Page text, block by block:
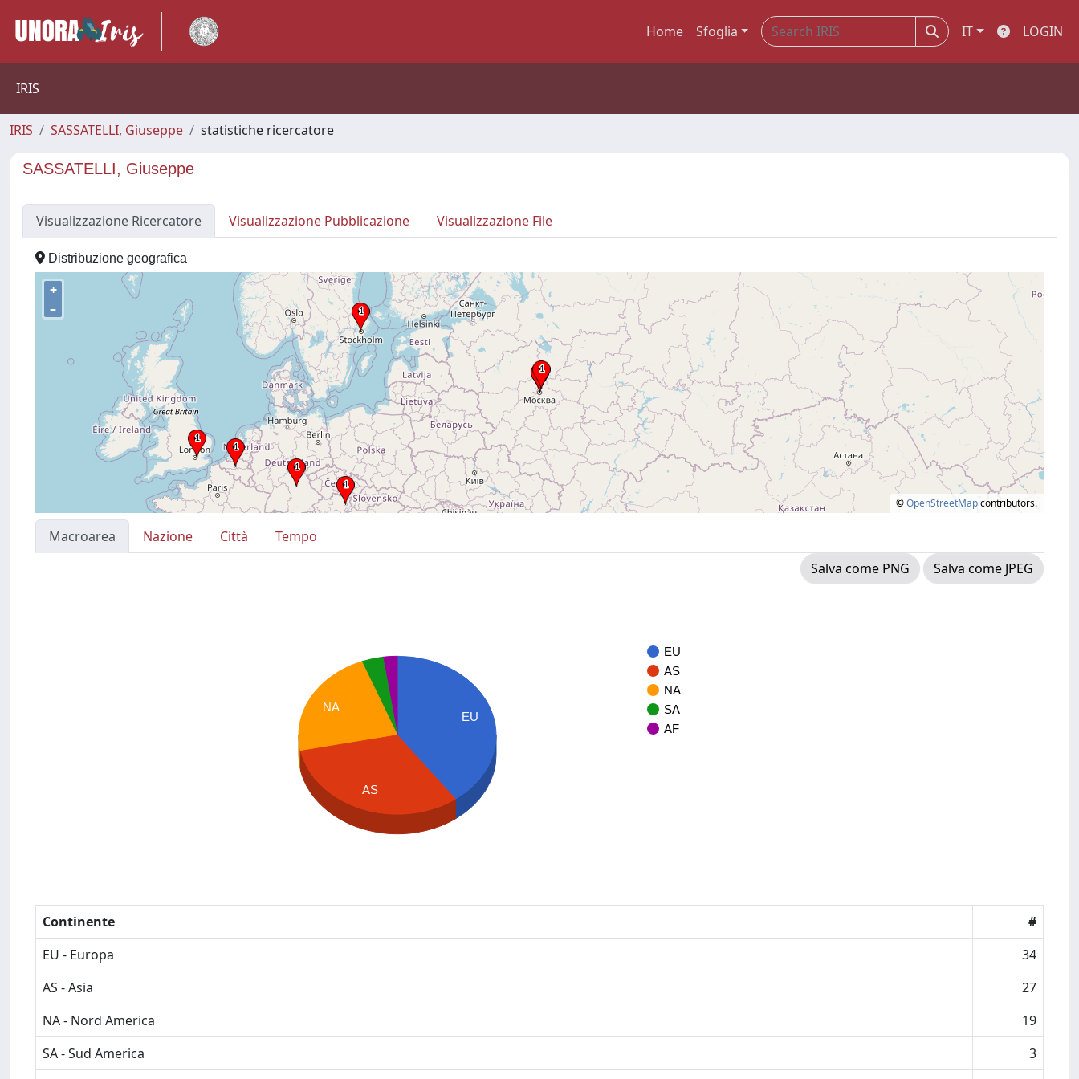
Home Sfoglia IT LOGIN
IRIS
IRIS SASSATELLI, Giuseppe statistiche ricercatore
SASSATELLI, Giuseppe
Visualizzazione Ricercatore Visualizzazione Pubblicazione Visualizzazione File
Distribuzione geografica
+
–
©OpenStreetMapcontributors.
Macroarea Nazione Città
Tempo
Salva come PNG
Salva come JPEG
EU
AS
NA
SA
AF
EU
NA
AS
Continente
#
EU - Europa
34
AS - Asia
27
NA - Nord America
19
SA - Sud America
3